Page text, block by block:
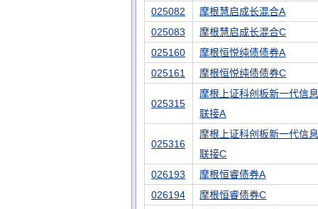
025082
摩根慧启成长混合A
025083
摩根慧启成长混合C
025160
摩根恒悦纯债债券A
025161
摩根恒悦纯债债券C
025315
摩根上证科创板新一代信
联接A
025316
摩根上证科创板新一代信
联接C
026193
摩根恒睿债券A
026194
摩根恒睿债券C